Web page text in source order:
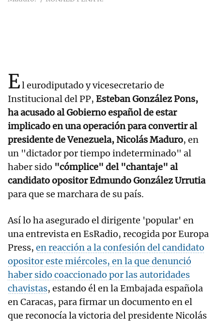
El eurodiputado y vicesecretario de
Institucional del PP, Esteban González Pons,
ha acusado al Gobierno español de estar
implicado en una operación para convertir al
presidente de Venezuela, Nicolás Maduro, en
un "dictador por tiempo indeterminado" al
haber sido "cómplice" del "chantaje" al
candidato opositor Edmundo González Urrutia
para que se marchara de su país.
Así lo ha asegurado el dirigente 'popular' en
una entrevista en EsRadio, recogida por Europa
Press, en reacción a la confesión del candidato
opositor este miércoles, en la que denunció
haber sido coaccionado por las autoridades
chavistas, estando él en la Embajada española
en Caracas, para firmar un documento en el
que reconocía la victoria del presidente Nicolás